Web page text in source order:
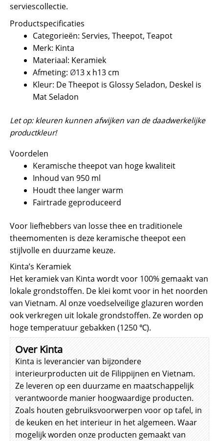
serviescollectie.
Productspecificaties
Categorieën: Servies, Theepot, Teapot
Merk: Kinta
Materiaal: Keramiek
Afmeting: Ø13 x h13 cm
Kleur: De Theepot is Glossy Seladon, Deskel is
Mat Seladon
Let op: kleuren kunnen afwijken van de daadwerkelijke
productkleur!
Voordelen
Keramische theepot van hoge kwaliteit
Inhoud van 950 ml
Houdt thee langer warm
Fairtrade geproduceerd
Voor liefhebbers van losse thee en traditionele
theemomenten is deze keramische theepot een
stijlvolle en duurzame keuze.
Kinta’s Keramiek
Het keramiek van Kinta wordt voor 100% gemaakt van
lokale grondstoffen. De klei komt voor in het noorden
van Vietnam. Al onze voedselveilige glazuren worden
ook verkregen uit lokale grondstoffen. Ze worden op
hoge temperatuur gebakken (1250 ℃).
Over Kinta
Kinta is leverancier van bijzondere
interieurproducten uit de Filippijnen en Vietnam.
Ze leveren op een duurzame en maatschappelijk
verantwoorde manier hoogwaardige producten.
Zoals houten gebruiksvoorwerpen voor op tafel, in
de keuken en het interieur in het algemeen. Waar
mogelijk worden onze producten gemaakt van